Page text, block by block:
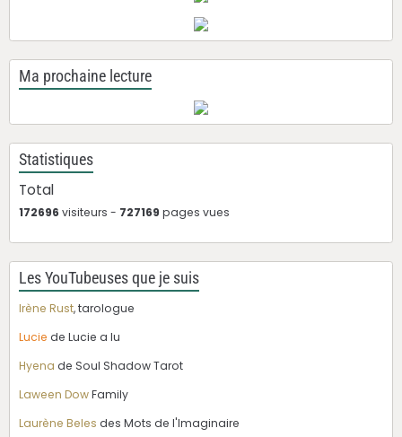
Ma prochaine lecture
Statistiques
Total
172696 visiteurs - 727169 pages vues
Les YouTubeuses que je suis
Irène Rust, tarologue
Lucie de Lucie a lu
Hyena de Soul Shadow Tarot
Laween DowFamily
Laurène Beles des Mots de l'Imaginaire